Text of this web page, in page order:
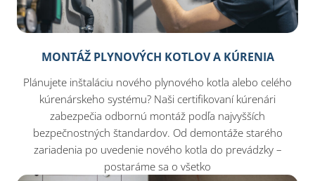
MONTÁŽ PLYNOVÝCH KOTLOV A KÚRENIA
Plánujete inštaláciu nového plynového kotla alebo celého
kúrenárskeho systému? Naši certifikovaní kúrenári
zabezpečia odbornú montáž podľa najvyšších
bezpečnostných štandardov. Od demontáže starého
zariadenia po uvedenie nového kotla do prevádzky –
postaráme sa o všetko